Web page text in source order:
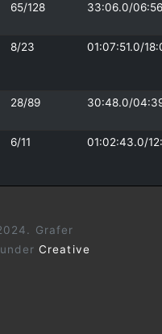
65/128 33:06.0/
8/23 01:07:51.0/
28/89 30:48.0/
6/11 01:02:43.0/
Grafer
under Creative